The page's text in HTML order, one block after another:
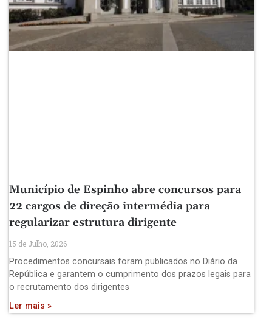
Município de Espinho abre concursos para
22 cargos de direção intermédia para
regularizar estrutura dirigente
15 de Julho, 2026
Procedimentos concursais foram publicados no Diário da
República e garantem o cumprimento dos prazos legais para
o recrutamento dos dirigentes
Ler mais »